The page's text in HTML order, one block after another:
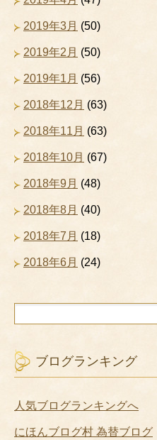
2019年3月 (50)
2019年2月 (50)
2019年1月 (56)
2018年12月 (63)
2018年11月 (63)
2018年10月 (67)
2018年9月 (48)
2018年8月 (40)
2018年7月 (18)
2018年6月 (24)
ブログランキング
人気ブログランキングへ
にほんブログ村 為替ブログ